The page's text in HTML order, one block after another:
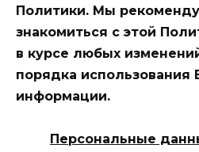
Политики. Мы
знакомиться с этой
в курсе любых
порядка использования
информации.
Персональные